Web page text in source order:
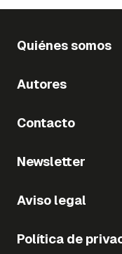
Quiénes somos
Autores
Contacto
Newsletter
Aviso legal
Política de